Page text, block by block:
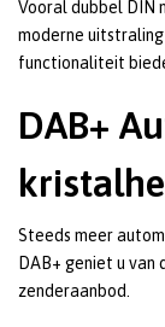
Vooral dubbel DIN
moderne
functionaliteit
DAB+
Steeds meer
DAB+ geniet u
zenderaanbod.